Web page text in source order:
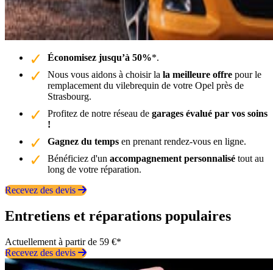
Économisez jusqu’à 50%*.
Nous vous aidons à choisir la la meilleure offre pour le
remplacement du vilebrequin de votre Opel près de
Strasbourg.
Profitez de notre réseau de garages évalué par vos soins
!
Gagnez du temps en prenant rendez-vous en ligne.
Bénéficiez d'un accompagnement personnalisé tout au
long de votre réparation.
Recevez des devis
Entretiens et réparations populaires
Actuellement à partir de 59 €*
Recevez des devis